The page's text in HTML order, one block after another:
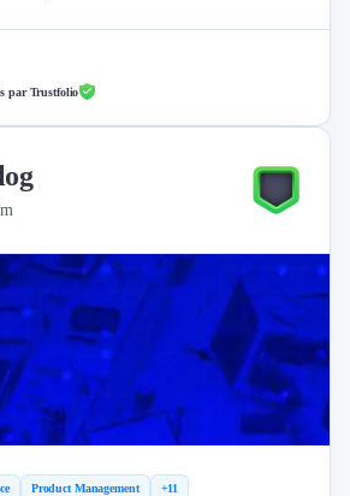
par Trustfolio
Product Management +11